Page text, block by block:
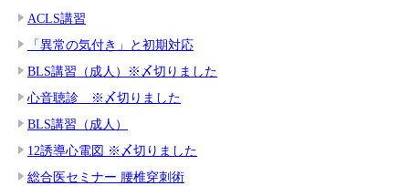
ACLS講習
「異常の気付き」と初期対応
BLS講習（成人）※〆切りました
心音聴診 ※〆切りました
BLS講習（成人）
12誘導心電図 ※〆切りました
総合医セミナー 腰椎穿刺術